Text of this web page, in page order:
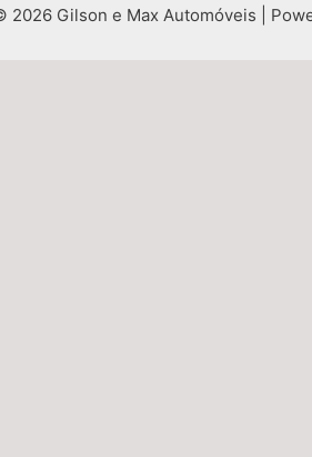
2026 Gilson e Max Automóveis |